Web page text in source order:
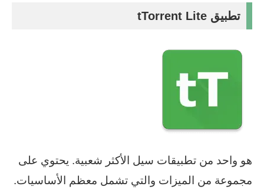
تطبيق tTorrent Lite
هو واحد من تطبيقات سيل الأكثر شعبية. يحتوي على
مجموعة من الميزات والتي تشمل معظم الأساسيات.